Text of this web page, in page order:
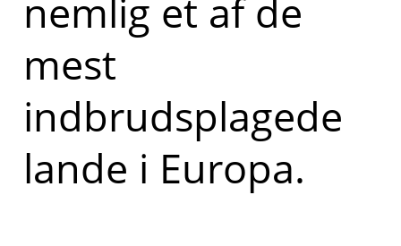
nemlig et af de
mest
indbrudsplagede
lande i Europa.